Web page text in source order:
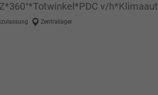
v/
Zentrallager